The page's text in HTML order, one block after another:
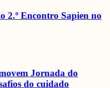
2.º Encontro Sapien no
Jornada do
do cuidado